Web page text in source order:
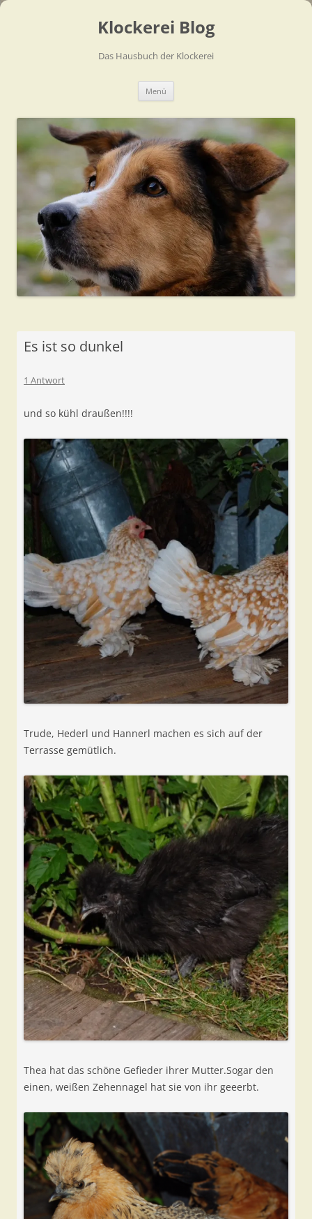
Klockerei Blog
Das Hausbuch der Klockerei
Menü
Es ist so dunkel
1 Antwort
und so kühl draußen!!!!
Trude, Hederl und Hannerl machen es sich auf der
Terrasse gemütlich.
Thea hat das schöne Gefieder ihrer Mutter.Sogar den
einen, weißen Zehennagel hat sie von ihr geeerbt.